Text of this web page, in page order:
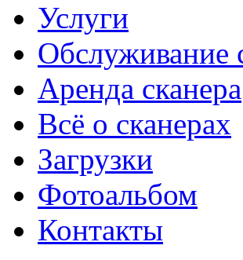
Услуги
Обслуживание
Аренда сканера
Всё о сканерах
Загрузки
Фотоальбом
Контакты